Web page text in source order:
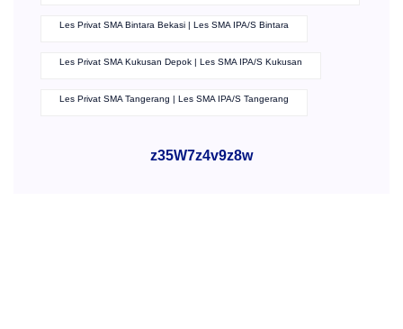
Les Privat SMA Bintara Bekasi | Les SMA IPA/S Bintara
Les Privat SMA Kukusan Depok | Les SMA IPA/S Kukusan
Les Privat SMA Tangerang | Les SMA IPA/S Tangerang
z35W7z4v9z8w